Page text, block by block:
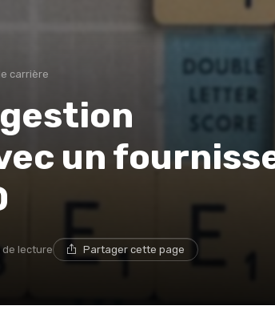
carrière
un
de lecture Partager cette page